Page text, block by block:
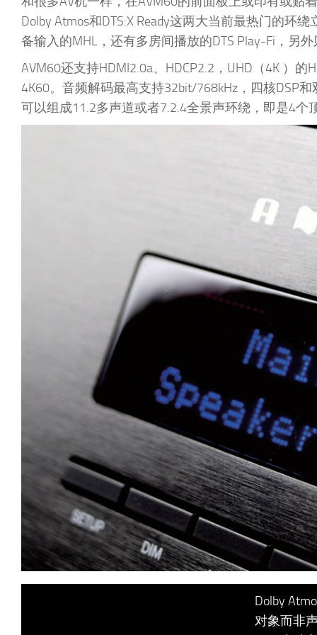
Dolby Atmos和DTS:X Ready这两大当前最热门的环
备输入的MHL，还有多房间播放的DTS Play-Fi，另
AVM60还支持HDMI2.0a、HDCP2.2，UHD（4K ）
4K60。音频解码最高支持32bit/768kHz，四核DSP
可以组成11.2多声道或者7.2.4全景声环绕，即是4
Dolby
对象而非